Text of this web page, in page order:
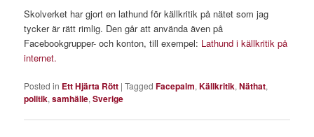
Skolverket har gjort en lathund för källkritik på nätet som jag
tycker är rätt rimlig. Den går att använda även på
Facebookgrupper- och konton, till exempel: Lathund i källkritik på
internet.
Posted in Ett Hjärta Rött |Tagged Facepalm,Källkritik,Näthat,
politik,samhälle,Sverige